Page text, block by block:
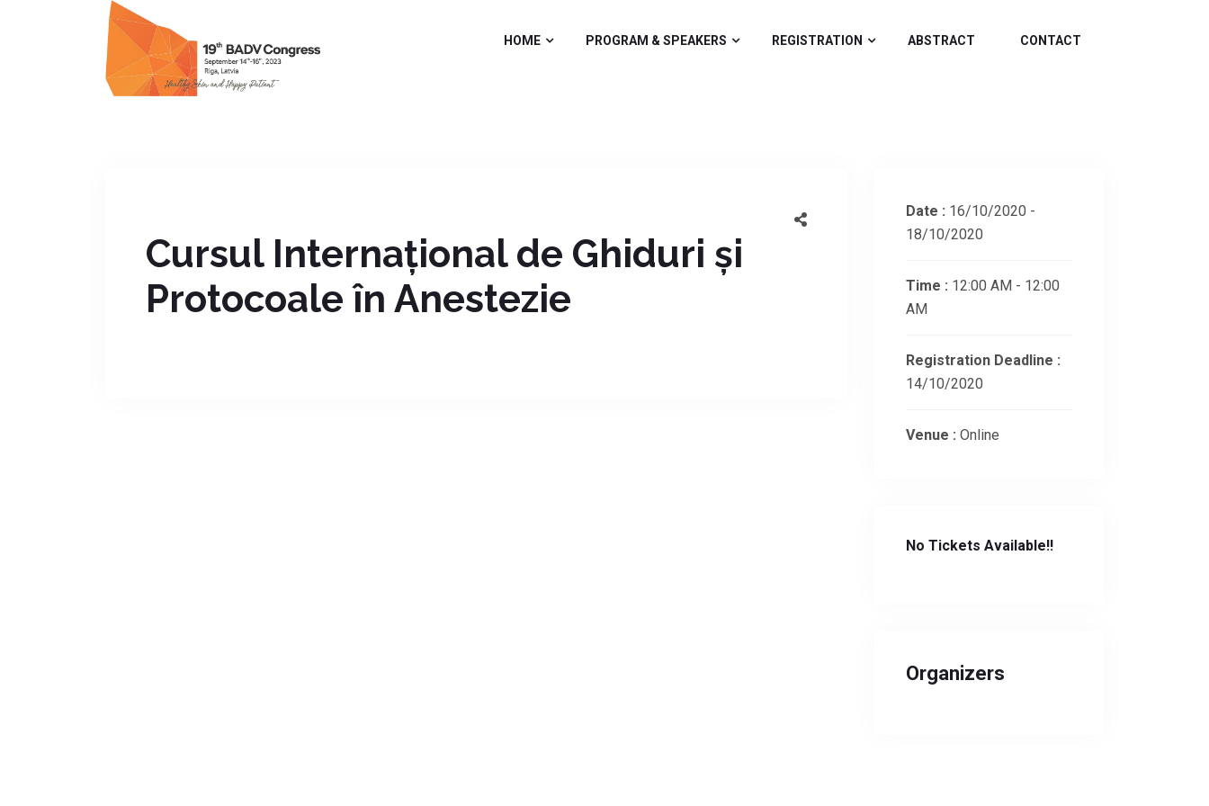
HOME PROGRAM & SPEAKERS REGISTRATION ABSTRACT CONTACT
Cursul Internațional de Ghiduri și
Protocoale în Anestezie
Date : 16/10/2020 -
18/10/2020
Time : 12:00 AM - 12:00
AM
Registration Deadline :
14/10/2020
Venue : Online
No Tickets Available!!
Organizers